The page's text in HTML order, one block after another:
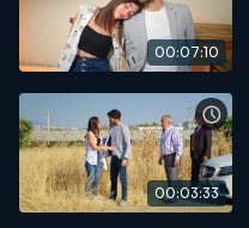
00:07:10
00:03:33